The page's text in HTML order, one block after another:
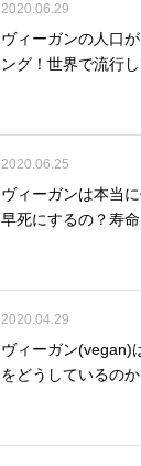
2020.06.29
ヴィーガンの人口
ング！世界で流行
2020.06.25
ヴィーガンは本当
早死にするの？寿命
2020.04.29
ヴィーガン(vegan)
をどうしているのか